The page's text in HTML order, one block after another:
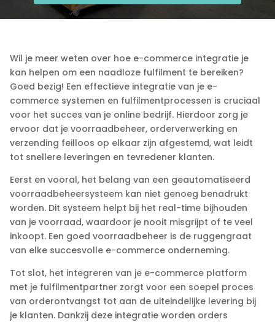
Wil je meer weten over hoe e-commerce integratie je
kan helpen om een naadloze fulfilment te bereiken?
Goed bezig! Een effectieve integratie van je e-
commerce systemen en fulfilmentprocessen is cruciaal
voor het succes van je online bedrijf.​ Hierdoor zorg je
ervoor dat je voorraadbeheer, orderverwerking en
verzending feilloos op elkaar zijn afgestemd, wat leidt
tot snellere leveringen en tevredener klanten.​
Eerst en vooral, het belang van een geautomatiseerd
voorraadbeheersysteem kan niet genoeg benadrukt
worden.​ Dit systeem helpt bij het real-time bijhouden
van je voorraad, waardoor je nooit misgrijpt of te veel
inkoopt.​ Een goed voorraadbeheer is de ruggengraat
van elke succesvolle e-commerce onderneming.​
Tot slot, het integreren van je e-commerce platform
met je fulfilmentpartner zorgt voor een soepel proces
van orderontvangst tot aan de uiteindelijke levering bij
je klanten.​ Dankzij deze integratie worden orders